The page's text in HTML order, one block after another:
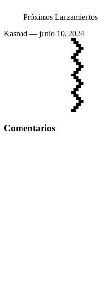
Próximos Lanzamientos
Kasnad — junio 10, 2024
Comentarios